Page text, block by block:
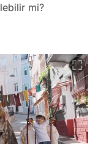
mi?